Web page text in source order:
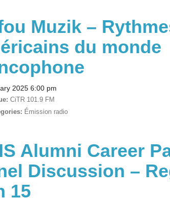
Muzik –
du monde
2025 6:00 pm
CiTR 101.9 FM
Émission radio
Alumni Career
Discussion –
15